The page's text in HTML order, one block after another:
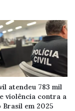
atendeu 783 mil
violência contra a
Brasil em 2025